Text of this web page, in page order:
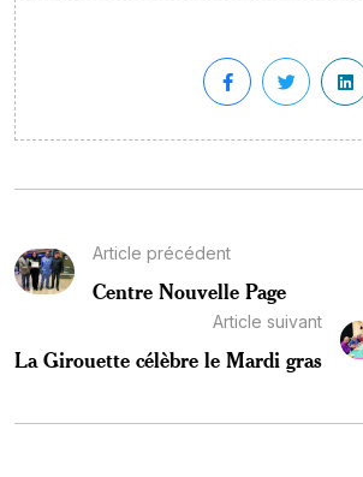
Article précédent
Centre Nouvelle Page
Article suivant
La Girouette célèbre le Mardi gras